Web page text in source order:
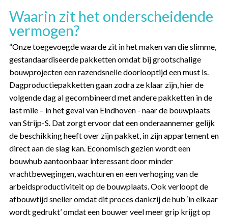
Waarin zit het onderscheidende
vermogen?
“Onze toegevoegde waarde zit in het maken van die slimme,
gestandaardiseerde pakketten omdat bij grootschalige
bouwprojecten een razendsnelle doorlooptijd een must is.
Dagproductiepakketten gaan zodra ze klaar zijn, hier de
volgende dag al gecombineerd met andere pakketten in de
last mile – in het geval van Eindhoven - naar de bouwplaats
van Strijp-S. Dat zorgt ervoor dat een onderaannemer gelijk
de beschikking heeft over zijn pakket, in zijn appartement en
direct aan de slag kan. Economisch gezien wordt een
bouwhub aantoonbaar interessant door minder
vrachtbewegingen, wachturen en een verhoging van de
arbeidsproductiviteit op de bouwplaats. Ook verloopt de
afbouwtijd sneller omdat dit proces dankzij de hub ‘in elkaar
wordt gedrukt’ omdat een bouwer veel meer grip krijgt op